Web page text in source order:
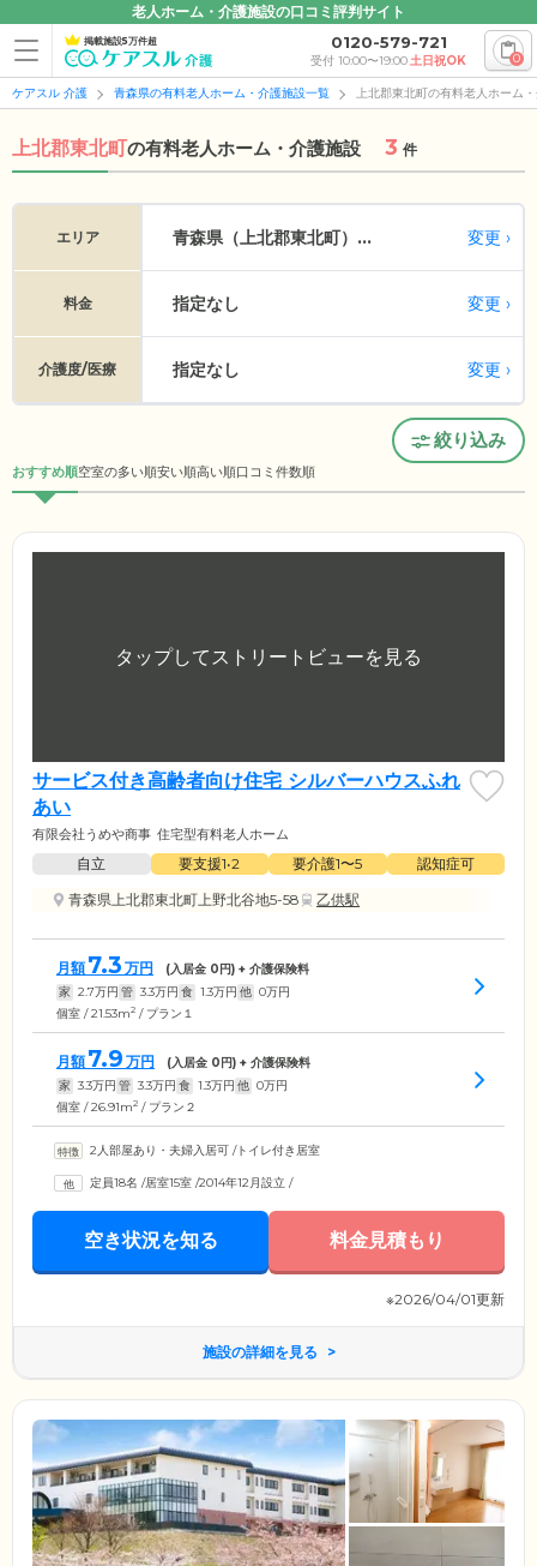
老人ホーム・介護施設の口コミ評判サイト
掲載施設5万件超 0120-579-721
受付 10:00〜19:00土日祝OK 0
ケアスル 介護 青森県の有料老人ホーム・介護施設一覧 上北郡東北町の有料老人ホーム
上北郡東北町の有料老人ホーム・介護施設 3 件
エリア 青森県（上北郡東北町）... 変更
料金 指定なし 変更
介護度/医療 指定なし 変更
絞り込み
おすすめ順空室の多い順安い順高い順口コミ件数順
サービス付き高齢者向け住宅 シルバーハウスふれ
あい
有限会社うめや商事 住宅型有料老人ホーム
自立 要支援1•2 要介護1〜5
認知症可
青森県上北郡東北町上野北谷地5-58
乙供駅
月額 7.3 万円 (入居金 0円) + 介護保険料
家 2.7万円 管 3.3万円 食 1.3万円 他 0万円
個室 / 21.53m2 / プラン１
月額 7.9 万円 (入居金 0円) + 介護保険料
家 3.3万円 管 3.3万円 食 1.3万円 他 0万円
個室 / 26.91m2 / プラン２
2人部屋あり・夫婦入居可 /トイレ付き居室
定員18名 /居室15室 /2014年12月設立 /
空き状況を知る 料金見積もり
※2026/04/01更新
施設の詳細を見る